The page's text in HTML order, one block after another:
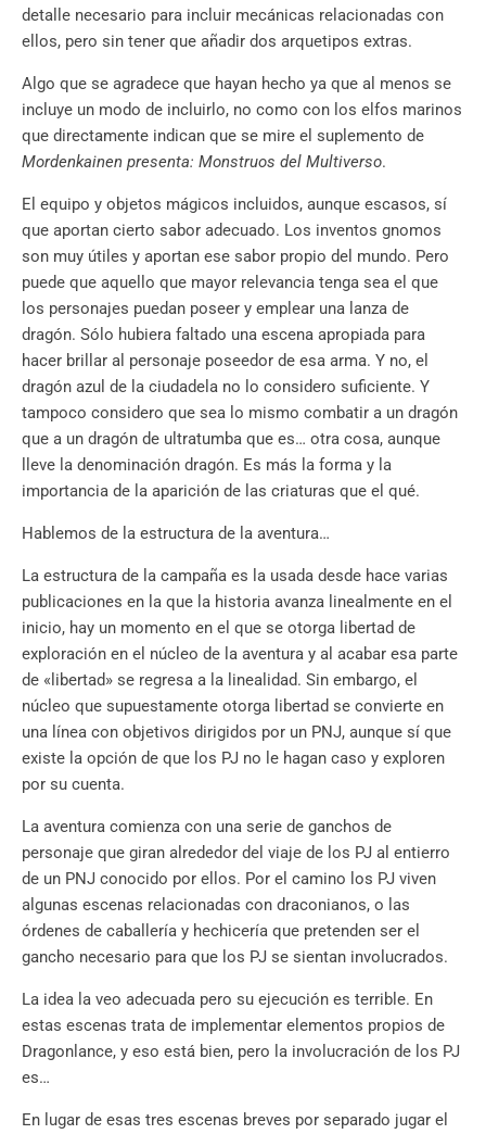
detalle necesario para incluir mecánicas relacionadas con
ellos, pero sin tener que añadir dos arquetipos extras.
Algo que se agradece que hayan hecho ya que al menos se
incluye un modo de incluirlo, no como con los elfos marinos
que directamente indican que se mire el suplemento de
Mordenkainen presenta: Monstruos del Multiverso.
El equipo y objetos mágicos incluidos, aunque escasos, sí
que aportan cierto sabor adecuado. Los inventos gnomos
son muy útiles y aportan ese sabor propio del mundo. Pero
puede que aquello que mayor relevancia tenga sea el que
los personajes puedan poseer y emplear una lanza de
dragón. Sólo hubiera faltado una escena apropiada para
hacer brillar al personaje poseedor de esa arma. Y no, el
dragón azul de la ciudadela no lo considero suficiente. Y
tampoco considero que sea lo mismo combatir a un dragón
que a un dragón de ultratumba que es… otra cosa, aunque
lleve la denominación dragón. Es más la forma y la
importancia de la aparición de las criaturas que el qué.
Hablemos de la estructura de la aventura…
La estructura de la campaña es la usada desde hace varias
publicaciones en la que la historia avanza linealmente en el
inicio, hay un momento en el que se otorga libertad de
exploración en el núcleo de la aventura y al acabar esa parte
de «libertad» se regresa a la linealidad. Sin embargo, el
núcleo que supuestamente otorga libertad se convierte en
una línea con objetivos dirigidos por un PNJ, aunque sí que
existe la opción de que los PJ no le hagan caso y exploren
por su cuenta.
La aventura comienza con una serie de ganchos de
personaje que giran alrededor del viaje de los PJ al entierro
de un PNJ conocido por ellos. Por el camino los PJ viven
algunas escenas relacionadas con draconianos, o las
órdenes de caballería y hechicería que pretenden ser el
gancho necesario para que los PJ se sientan involucrados.
La idea la veo adecuada pero su ejecución es terrible. En
estas escenas trata de implementar elementos propios de
Dragonlance, y eso está bien, pero la involucración de los PJ
es…
En lugar de esas tres escenas breves por separado jugar el